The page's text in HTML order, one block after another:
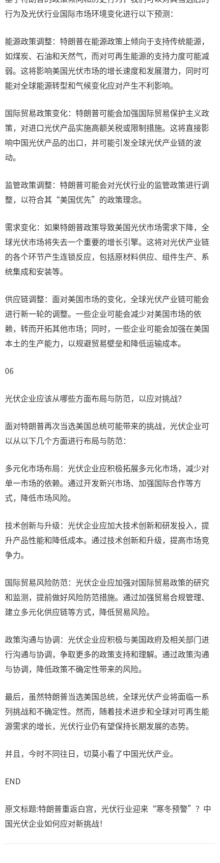
行为及光伏行业国际市场环境变化进行以下预测：
能源政策调整：特朗普在能源政策上倾向于支持传统能源，
如煤炭、石油和天然气，而对可再生能源的支持力度可能减
弱。这将影响美国光伏市场的增长速度和发展潜力，同时可
能对全球能源转型和气候变化应对产生不利影响。
国际贸易政策变化：特朗普可能会加强国际贸易保护主义政
策，对进口光伏产品实施高额关税或限制措施。这将直接影
响中国光伏产品的出口，并可能引发全球光伏产业链的波
动。
监管政策调整：特朗普可能会对光伏行业的监管政策进行调
整，以符合其“美国优先”的政策理念。
需求变化：如果特朗普政策导致美国光伏市场需求下降，全
球光伏市场将失去一个重要的增长引擎。这将对光伏产业链
的各个环节产生连锁反应，包括原材料供应、组件生产、系
统集成和安装等。
供应链调整：面对美国市场的变化，全球光伏产业链可能会
进行新一轮的调整。一些企业可能会减少对美国市场的依
赖，转而开拓其他市场；同时，一些企业可能会加强在美国
本土的生产能力，以规避贸易壁垒和降低运输成本。
06
光伏企业应该从哪些方面布局与防范，以应对挑战？
面对特朗普再次当选美国总统可能带来的挑战，光伏企业可
以从以下几个方面进行布局与防范：
多元化市场布局：光伏企业应积极拓展多元化市场，减少对
单一市场的依赖。通过开发新兴市场、加强国际合作等方
式，降低市场风险。
技术创新与升级：光伏企业应加大技术创新和研发投入，提
升产品性能和降低成本。通过技术创新和升级，提高市场竞
争力。
国际贸易风险防范：光伏企业应加强对国际贸易政策的研究
和监测，提前做好风险防范措施。通过加强贸易合规管理、
建立多元化供应链等方式，降低贸易风险。
政策沟通与协调：光伏企业应积极与美国政府及相关部门进
行沟通与协调，争取更多的政策支持和理解。通过政策沟通
与协调，降低政策不确定性带来的风险。
最后，虽然特朗普当选美国总统，全球光伏产业将面临一系
列挑战和不确定性。然而，随着技术进步和全球对可再生能
源需求的增长，光伏行业仍有望保持长期发展的态势。
并且，今时不同往日，切莫小看了中国光伏产业。
END
原文标题:特朗普重返白宫，光伏行业迎来“寒冬预警”？中
国光伏企业如何应对新挑战！